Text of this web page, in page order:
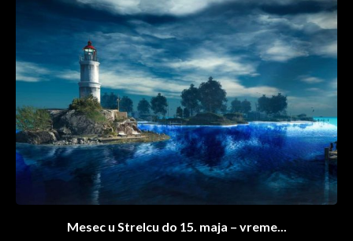
Mesec u Strelcu do 15. maja – vreme...